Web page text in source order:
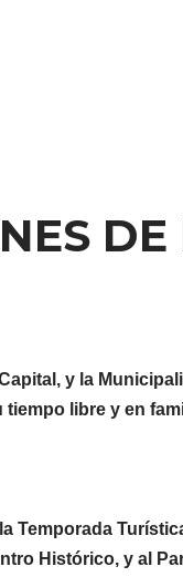
y la
libre y en
Temporada
Histórico, y al